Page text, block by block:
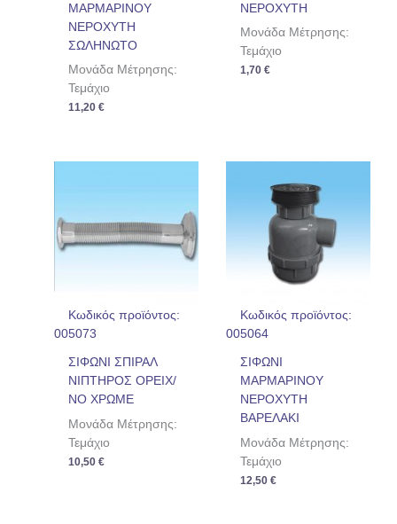
ΜΑΡΜΑΡΙΝΟΥ
ΝΕΡΟΧΥΤΗ
ΣΩΛΗΝΩΤΟ
Μονάδα Μέτρησης:
Τεμάχιο
11,20€
ΝΕΡΟΧΥΤΗ
Μονάδα Μέτρησης:
Τεμάχιο
1,70 €
Κωδικός προϊόντος:
005073
ΣΙΦΩΝΙ ΣΠΙΡΑΛ
ΝΙΠΤΗΡΟΣ ΟΡΕΙΧ/
ΝΟ ΧΡΩΜΕ
Μονάδα Μέτρησης:
Τεμάχιο
10,50€
Κωδικός προϊόντος:
005064
ΣΙΦΩΝΙ
ΜΑΡΜΑΡΙΝΟΥ
ΝΕΡΟΧΥΤΗ
ΒΑΡΕΛΑΚΙ
Μονάδα Μέτρησης:
Τεμάχιο
12,50 €